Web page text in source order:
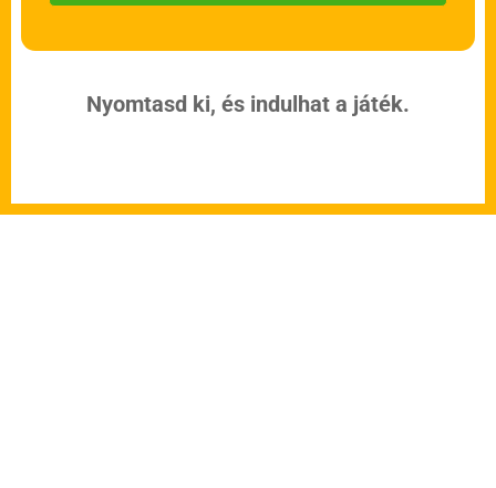
Nyomtasd ki, és indulhat a játék.